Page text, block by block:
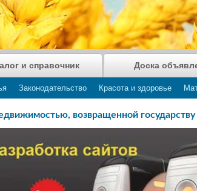
Законодательство Красота и здоровье
и справочник Доска
возвращенной государству